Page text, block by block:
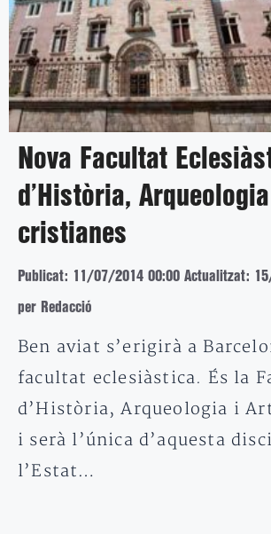
Nova Facultat
d’Història,
cristianes
Publicat: 11/07/2014 00:00 Actualitzat:
per Redacció
Ben aviat s’erigirà a
facultat eclesiàstica. És la
d’Història, Arqueologia i
i serà l’única d’aquesta
l’Estat…